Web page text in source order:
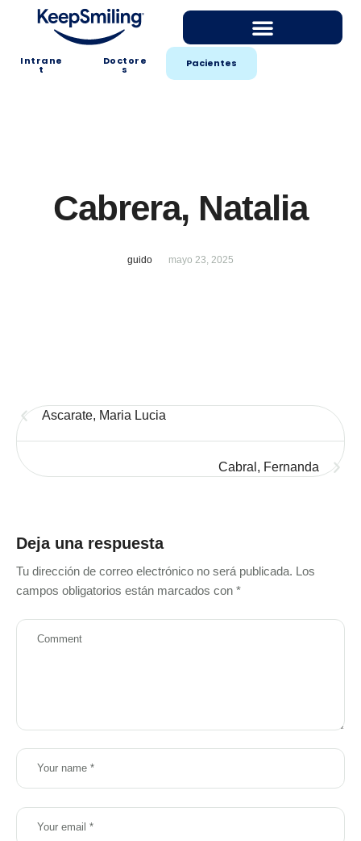
Intrane
t
Doctore
s Pacientes
Cabrera, Natalia
guido mayo 23, 2025
Ascarate, Maria Lucia
Cabral, Fernanda
Deja una respuesta
Tu dirección de correo electrónico no será publicada. Los
campos obligatorios están marcados con *